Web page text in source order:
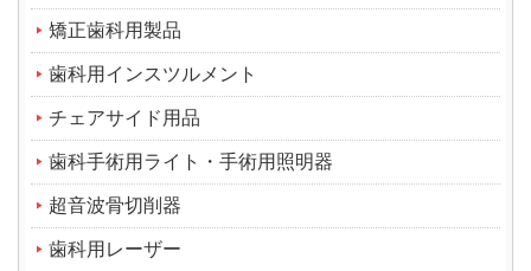
矯正歯科用製品
歯科用インスツルメント
チェアサイド用品
歯科手術用ライト・手術用照明器
超音波骨切削器
歯科用レーザー